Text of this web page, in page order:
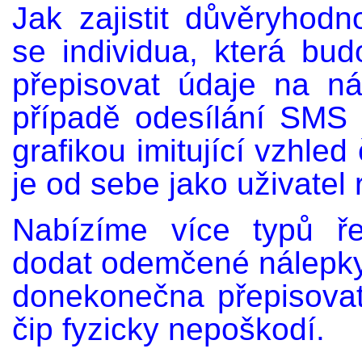
Jak zajistit
se individua, která
přepisovat údaje na
případě odesílání
grafikou imitující
je od sebe jako uživatel
Nabízíme více typů
dodat odemčené
donekonečna
čip fyzicky nepoškodí.